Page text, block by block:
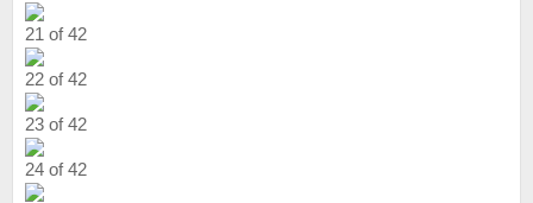
21 of 42
22 of 42
23 of 42
24 of 42